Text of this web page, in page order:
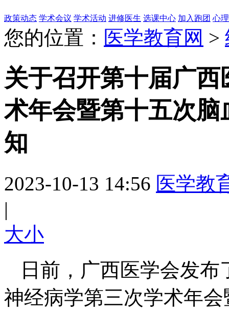
政策动态 学术会议 学术活动 进修医生 选课中心 加入跑团 心
您的位置： 医学教育网 >
关于召开第十届广
术年会暨第十五次
知
2023-10-13 14:56 医学教
|
大小
日前，广西医学会发
神经病学第三次学术年